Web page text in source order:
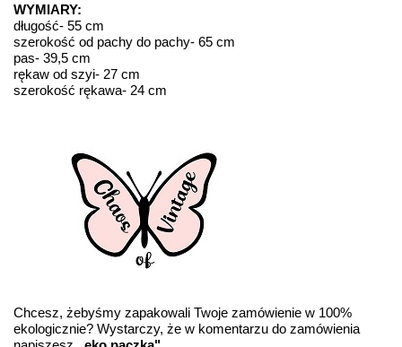
WYMIARY:
długość- 55 cm
szerokość od pachy do pachy- 65 cm
pas- 39,5 cm
rękaw od szyi- 27 cm
szerokość rękawa- 24 cm
Chcesz, żebyśmy zapakowali Twoje zamówienie w 100%
ekologicznie? Wystarczy, że w komentarzu do zamówienia